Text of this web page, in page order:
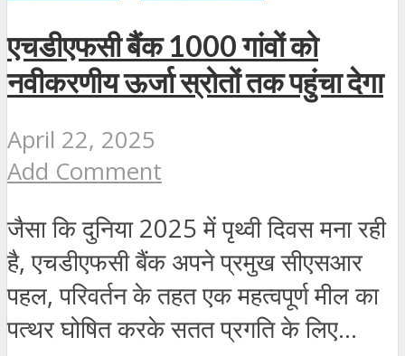
एचडीएफसी बैंक 1000 गांवों को
नवीकरणीय ऊर्जा स्रोतों तक पहुंचा देगा
April 22, 2025
Add Comment
जैसा कि दुनिया 2025 में पृथ्वी दिवस मना रही
है, एचडीएफसी बैंक अपने प्रमुख सीएसआर
पहल, परिवर्तन के तहत एक महत्वपूर्ण मील का
पत्थर घोषित करके सतत प्रगति के लिए...